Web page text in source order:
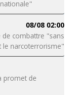
08/08 02:00
combattre "sans
le narcoterrorisme"
promet de